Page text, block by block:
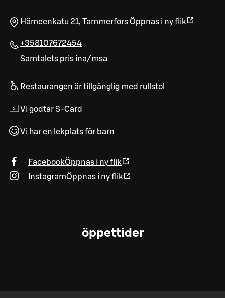
Hämeenkatu 21, TammerforsÖppnas i ny flik
+358107672454
Samtalets pris ina/msa
Restaurangen är tillgänglig med rullstol
Vi godtar S-Card
Vi har en lekplats för barn
FacebookÖppnas i ny flik
InstagramÖppnas i ny flik
öppettider